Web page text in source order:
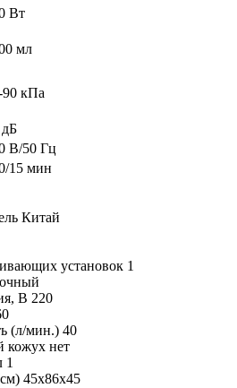
Вт
мл
90 кПа
В/50 Гц
15 мин
Китай
установок 1
В 220
(л/мин.) 40
кожух нет
1
45х86х45